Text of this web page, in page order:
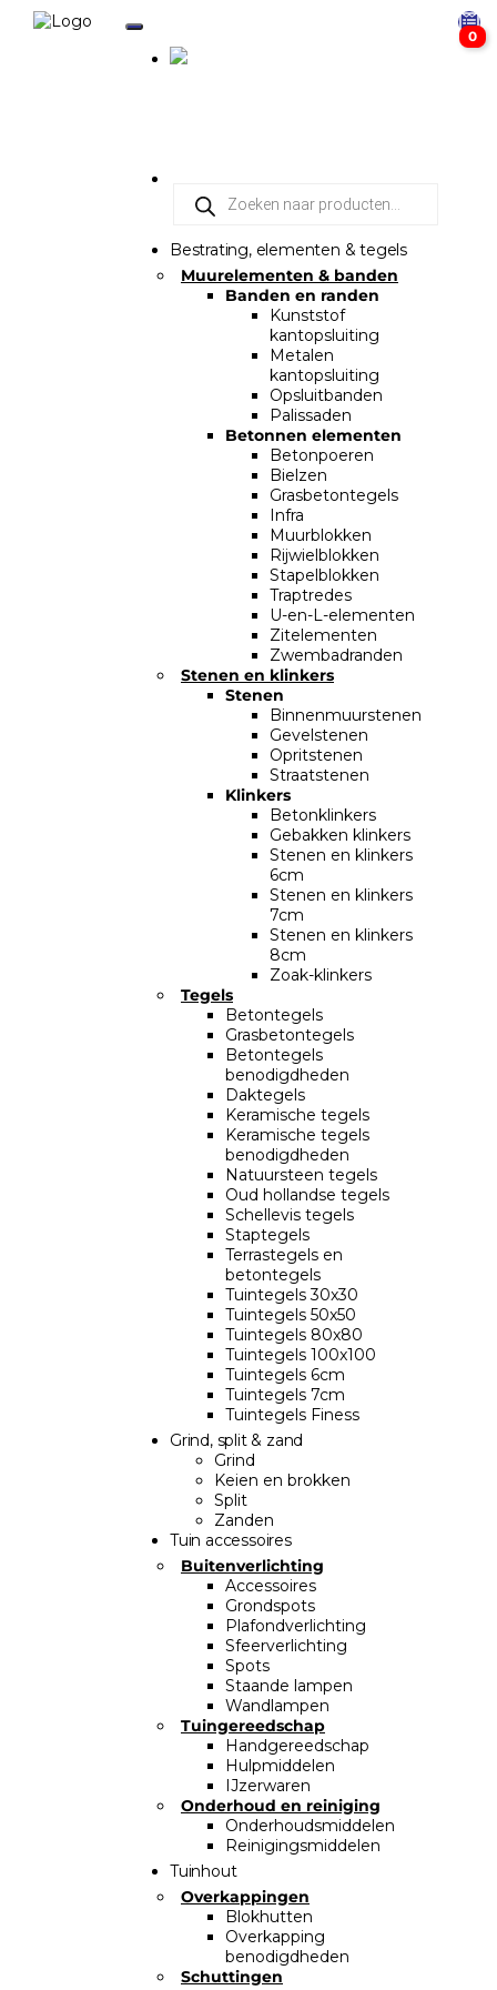
Bestrating, elementen & tegels
Muurelementen & banden
Banden en randen
Kunststof
kantopsluiting
Metalen
kantopsluiting
Opsluitbanden
Palissaden
Betonnen elementen
Betonpoeren
Bielzen
Grasbetontegels
Infra
Muurblokken
Rijwielblokken
Stapelblokken
Traptredes
U-en-L-elementen
Zitelementen
Zwembadranden
Stenen en klinkers
Stenen
Binnenmuurstenen
Gevelstenen
Opritstenen
Straatstenen
Klinkers
Betonklinkers
Gebakken klinkers
Stenen en klinkers
6cm
Stenen en klinkers
7cm
Stenen en klinkers
8cm
Zoak-klinkers
Tegels
Betontegels
Grasbetontegels
Betontegels
benodigdheden
Daktegels
Keramische tegels
Keramische tegels
benodigdheden
Natuursteen tegels
Oud hollandse tegels
Schellevis tegels
Staptegels
Terrastegels en
betontegels
Tuintegels 30x30
Tuintegels 50x50
Tuintegels 80x80
Tuintegels 100x100
Tuintegels 6cm
Tuintegels 7cm
Tuintegels Finess
Grind, split & zand
Grind
Keien en brokken
Split
Zanden
Tuin accessoires
Buitenverlichting
Accessoires
Grondspots
Plafondverlichting
Sfeerverlichting
Spots
Staande lampen
Wandlampen
Tuingereedschap
Handgereedschap
Hulpmiddelen
IJzerwaren
Onderhoud en reiniging
Onderhoudsmiddelen
Reinigingsmiddelen
Tuinhout
Overkappingen
Blokhutten
Overkapping
benodigdheden
Schuttingen
0